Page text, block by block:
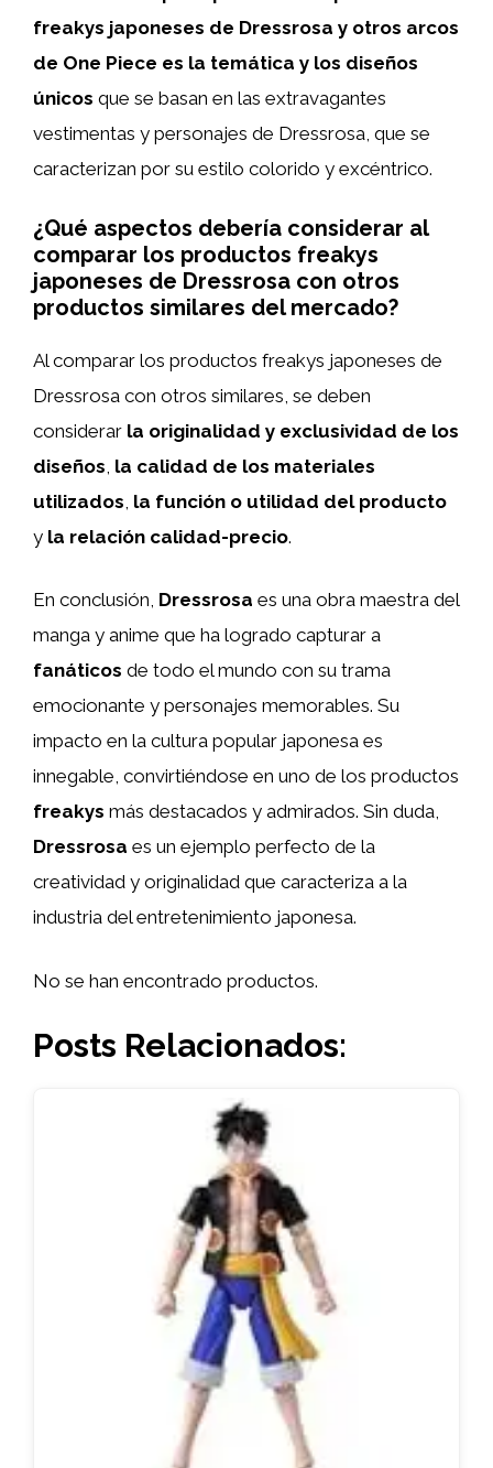
freakys japoneses de Dressrosa y otros arcos
de One Piece es la temática y los diseños
únicos que se basan en las extravagantes
vestimentas y personajes de Dressrosa, que se
caracterizan por su estilo colorido y excéntrico.
¿Qué aspectos debería considerar al
comparar los productos freakys
japoneses de Dressrosa con otros
productos similares del mercado?
Al comparar los productos freakys japoneses de
Dressrosa con otros similares, se deben
considerar la originalidad y exclusividad de los
diseños la calidad de los materiales
utilizados la función o utilidad del producto
y la relación calidad-precio.
En conclusión, Dressrosa es una obra maestra del
manga y anime que ha logrado capturar a
fanáticos de todo el mundo con su trama
emocionante y personajes memorables. Su
impacto en la cultura popular japonesa es
innegable, convirtiéndose en uno de los productos
freakys más destacados y admirados. Sin duda,
Dressrosa es un ejemplo perfecto de la
creatividad y originalidad que caracteriza a la
industria del entretenimiento japonesa.
No se han encontrado productos.
Posts Relacionados: